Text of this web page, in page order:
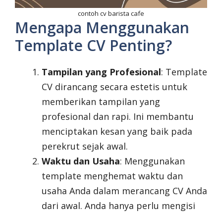
contoh cv barista cafe
Mengapa Menggunakan
Template CV Penting?
Tampilan yang Profesional: Template
CV dirancang secara estetis untuk
memberikan tampilan yang
profesional dan rapi. Ini membantu
menciptakan kesan yang baik pada
perekrut sejak awal.
Waktu dan Usaha: Menggunakan
template menghemat waktu dan
usaha Anda dalam merancang CV Anda
dari awal. Anda hanya perlu mengisi